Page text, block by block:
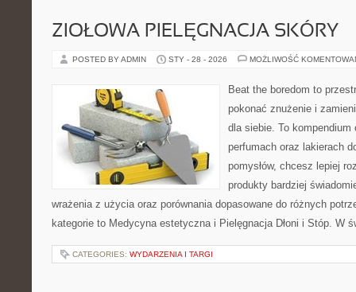
ZIOŁOWA PIELĘGNACJA SKÓRY
POSTED BY ADMIN STY - 28 - 2026 MOŻLIWOŚĆ
Beat the boredom to
pokonać znużenie i
dla siebie. To kompendium
perfumach oraz lakierach
pomysłów, chcesz lepiej
produkty bardziej
wrażenia z użycia oraz porównania dopasowane do różnych
kategorie to Medycyna estetyczna i Pielęgnacja Dłoni i Stóp. W
CATEGORIES: WYDARZENIA I TARGI